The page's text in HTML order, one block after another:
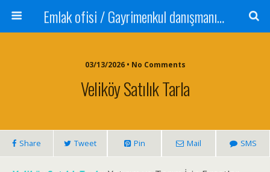
Emlak ofisi / Gayrimenkul danışmanı Satılık daire / Kiralık daire Satılık arsa / Tarla Satılık dükkan / Mağaza Devren satılık işyeri Depo ve antrepo Yatırım: Yatırımlık arsa
03/13/2026 • No Comments
Veliköy Satılık Tarla
Share Tweet Pin Mail SMS